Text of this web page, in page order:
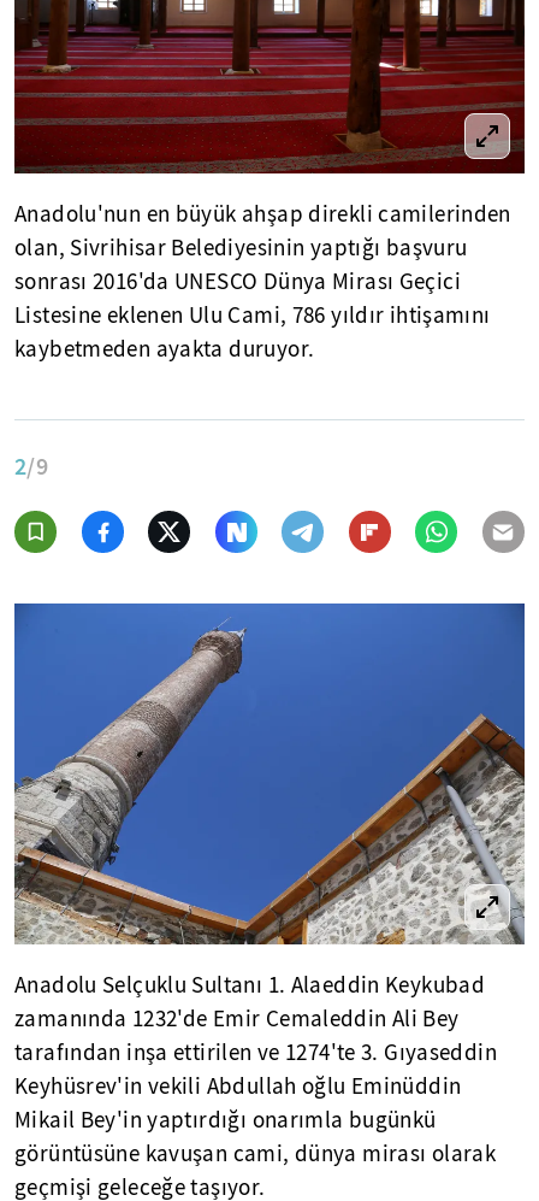
Anadolu'nun en büyük ahşap direkli camilerinden
olan, Sivrihisar Belediyesinin yaptığı başvuru
sonrası 2016'da UNESCO Dünya Mirası Geçici
Listesine eklenen Ulu Cami, 786 yıldır ihtişamını
kaybetmeden ayakta duruyor.
2/9
Anadolu Selçuklu Sultanı 1. Alaeddin Keykubad
zamanında 1232'de Emir Cemaleddin Ali Bey
tarafından inşa ettirilen ve 1274'te 3. Gıyaseddin
Keyhüsrev'in vekili Abdullah oğlu Eminüddin
Mikail Bey'in yaptırdığı onarımla bugünkü
görüntüsüne kavuşan cami, dünya mirası olarak
geçmişi geleceğe taşıyor.